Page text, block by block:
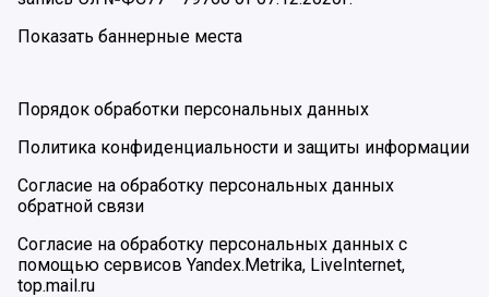
Показать баннерные места
Порядок обработки персональных данных
Политика конфиденциальности и защиты информации
Согласие на обработку персональных данных
обратной связи
Согласие на обработку персональных данных с
помощью сервисов Yandex.Metrika, LiveInternet,
top.mail.ru